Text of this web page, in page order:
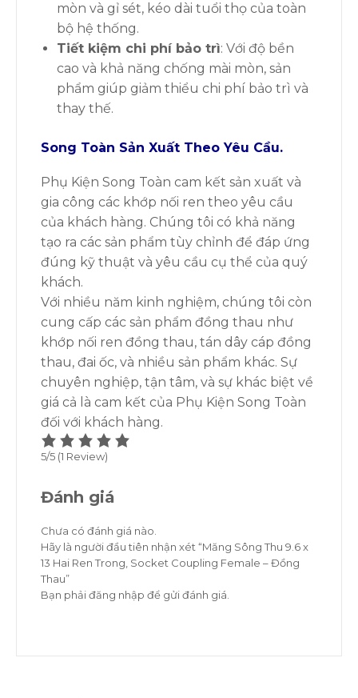
mòn và gỉ sét, kéo dài tuổi thọ của toàn
bộ hệ thống.
Tiết kiệm chi phí bảo trì: Với độ bền
cao và khả năng chống mài mòn, sản
phẩm giúp giảm thiểu chi phí bảo trì và
thay thế.
Song Toàn Sản Xuất Theo Yêu Cầu.
Phụ Kiện Song Toàn cam kết sản xuất và
gia công các khớp nối ren theo yêu cầu
của khách hàng. Chúng tôi có khả năng
tạo ra các sản phẩm tùy chỉnh để đáp ứng
đúng kỹ thuật và yêu cầu cụ thể của quý
khách.
Với nhiều năm kinh nghiệm, chúng tôi còn
cung cấp các sản phẩm đồng thau như
khớp nối ren đồng thau, tán dây cáp đồng
thau, đai ốc, và nhiều sản phẩm khác. Sự
chuyên nghiệp, tận tâm, và sự khác biệt về
giá cả là cam kết của Phụ Kiện Song Toàn
đối với khách hàng.
5/5 (1 Review)
Đánh giá
Chưa có đánh giá nào.
Hãy là người đầu tiên nhận xét “Măng Sông Thu 9.6 x
13 Hai Ren Trong, Socket Coupling Female – Đồng
Thau”
Bạn phảiđăng nhập để gửi đánh giá.